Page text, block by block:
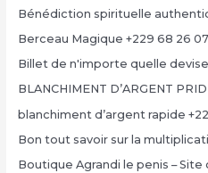
Bénédiction spirituelle
Berceau Magique +229 68 26
Billet de n'importe quelle
BLANCHIMENT D’ARGENT
blanchiment d’argent rapide
Bon tout savoir sur la
Boutique Agrandi le penis –